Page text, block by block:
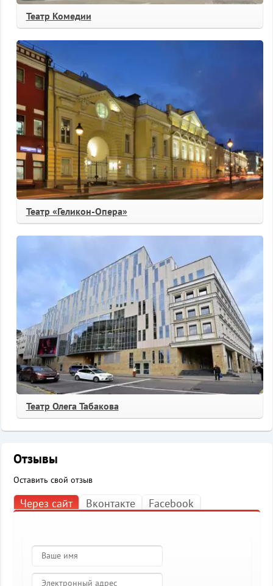
Театр Комедии
Театр «Геликон-Опера»
Театр Олега Табакова
Отзывы
Оставить свой отзыв
Через сайт Вконтакте Facebook